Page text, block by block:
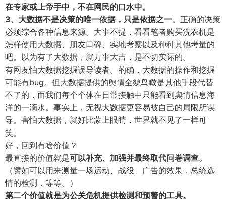
在专家或上帝手中，不在网民的口水中。
3、大数据不是决策的唯一依据，只是依据之一。正确的决策
必须综合各种信息来源。大事不提，看看笔者购买洗衣机是
怎样使用大数据、朋友口碑、实地考察以及种种其他考量的
吧。以为有了大数据，就万事大吉，是不切实际的。
有网友怕大数据挖掘误导读者。的确，大数据的操作和挖掘
可能有bug。但大数据提供的舆情全貌鸟瞰是其他手段代替
不了的，而我们每个个体在日常接触中只能看到舆情信息海
洋的一滴水。事实上，无视大数据更容易被自己的局限所误
导。害怕大数据，就好比蒙上眼睛，世界就不见了一样可
笑。
好，回到有啥价值？
最直接的价值就是可以补充、加强并最终取代问卷调查。
（譬如可以用来测量一场运动、战役、广告的效果，总统选
情的检测，等等。）
第二个价值就是为公关危机提供检测和预警的工具。